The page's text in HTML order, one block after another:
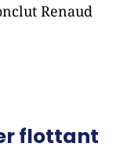
Renaud
flottant